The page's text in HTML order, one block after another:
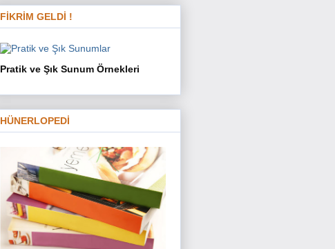
FİKRİM GELDİ !
Pratik ve Şık Sunum Örnekleri
HÜNERLOPEDİ